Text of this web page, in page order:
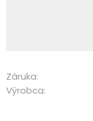
Záruka:
Výrobca: